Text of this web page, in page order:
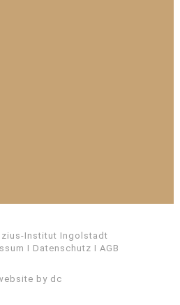
Institut Ingolstadt
I Datenschutz I AGB